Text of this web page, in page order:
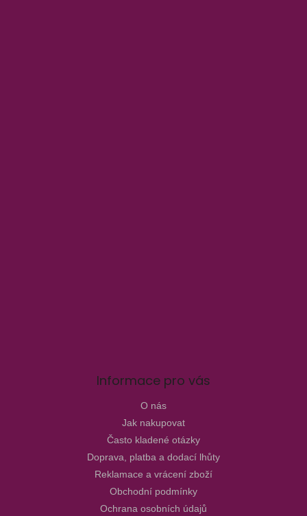
Informace pro vás
O nás
Jak nakupovat
Často kladené otázky
Doprava, platba a dodací lhůty
Reklamace a vrácení zboží
Obchodní podmínky
Ochrana osobních údajů